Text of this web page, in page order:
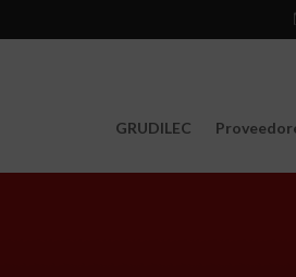
GRUDILEC